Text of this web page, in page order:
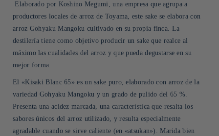
Elaborado por Koshino Megumi, una empresa que agrupa a
productores locales de arroz de Toyama, este sake se elabora con
arroz Gohyaku Mangoku cultivado en su propia finca. La
destilería tiene como objetivo producir un sake que realce al
máximo las cualidades del arroz y que pueda degustarse en su
mejor forma.
El «Kisaki Blanc 65» es un sake puro, elaborado con arroz de la
variedad Gohyaku Mangoku y un grado de pulido del 65 %.
Presenta una acidez marcada, una característica que resalta los
sabores únicos del arroz utilizado, y resulta especialmente
agradable cuando se sirve caliente (en «atsukan»). Marida bien